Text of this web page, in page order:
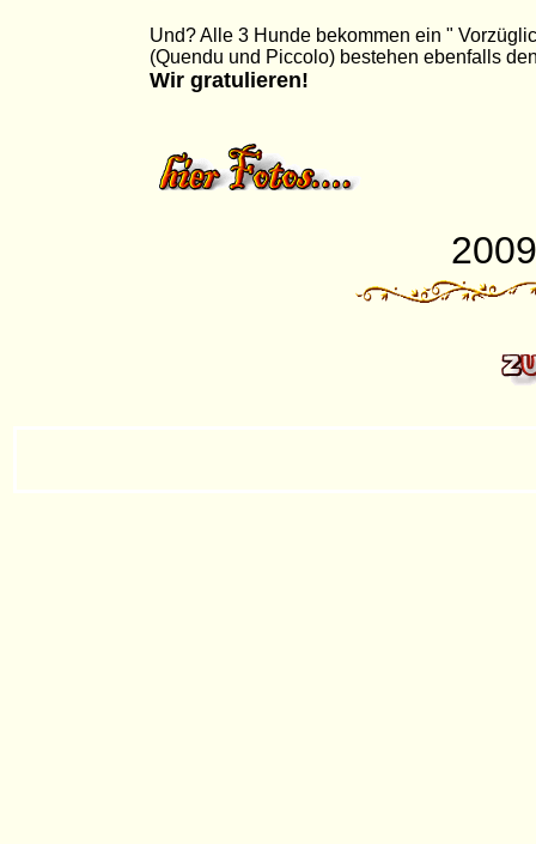
Und? Alle 3 Hunde bekommen ein "
(Quendu und Piccolo) bestehen ebenfalls
Wir gratulieren!
2009